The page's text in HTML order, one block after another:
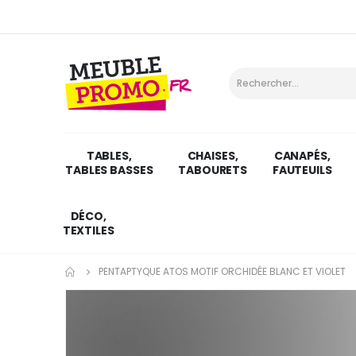
TABLES,
TABLES BASSES
CHAISES,
TABOURETS
CANAPÉS,
FAUTEUILS
DÉCO,
TEXTILES
PENTAPTYQUE ATOS MOTIF ORCHIDÉE BLANC ET VIOLET